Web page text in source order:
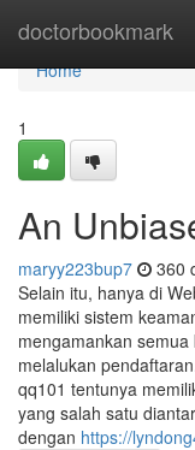
doctorbookmark
Home
Home
1
An
maryy223bup7 360
Selain itu, hanya di
memiliki sistem
mengamankan
melalukan
qq101 tentunya
yang salah satu
dengan https://